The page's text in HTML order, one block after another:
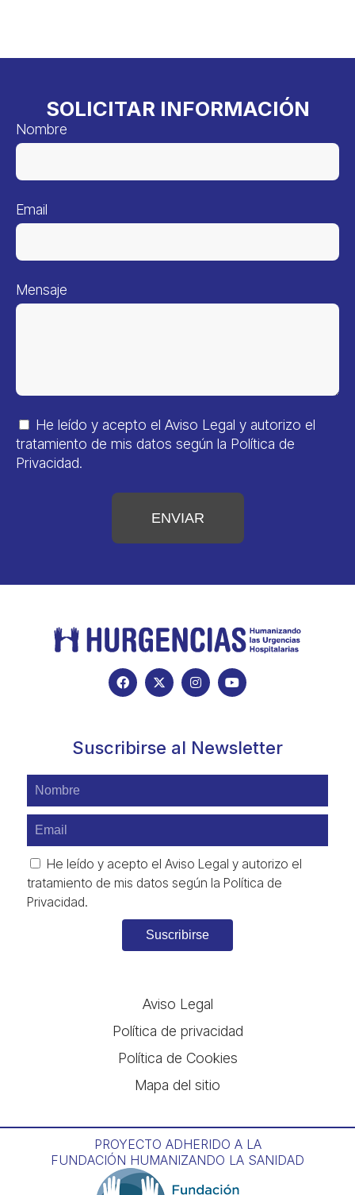
SOLICITAR INFORMACIÓN
Nombre
Email
Mensaje
He leído y acepto el Aviso Legal y autorizo el
tratamiento de mis datos según la Política de
Privacidad.
ENVIAR
Aviso Legal
Política de privacidad
Política de Cookies
Mapa del sitio
Suscribirse al Newsletter
He leído y acepto el Aviso Legal y autorizo el
tratamiento de mis datos según la Política de
Privacidad.
Suscribirse
PROYECTO ADHERIDO A LA
FUNDACIÓN HUMANIZANDO LA SANIDAD